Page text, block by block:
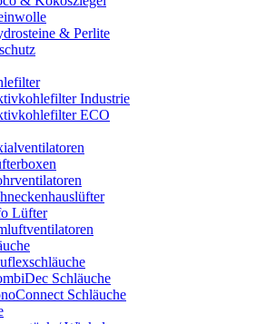
& Perlite
Industrie
ECO
Lüfter
Schläuche
Schläuche